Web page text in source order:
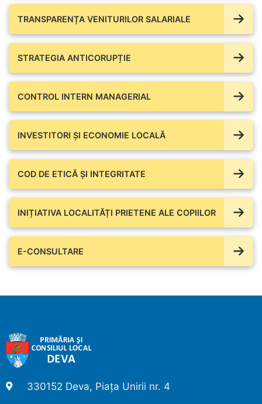
TRANSPARENȚA VENITURILOR SALARIALE
STRATEGIA ANTICORUPȚIE
CONTROL INTERN MANAGERIAL
INVESTITORI ȘI ECONOMIE LOCALĂ
COD DE ETICĂ ȘI INTEGRITATE
INIȚIATIVA LOCALITĂȚI PRIETENE ALE COPIILOR
E-CONSULTARE
330152 Deva, Piața Unirii nr. 4